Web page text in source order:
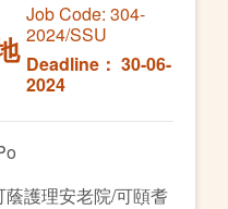
Job Code: 304-
2024/SSU
Deadline： 30-06-
2024
護理安老院/可頤耆